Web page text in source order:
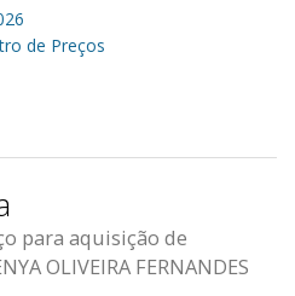
de Preços
para aquisição de
OLIVEIRA FERNANDES